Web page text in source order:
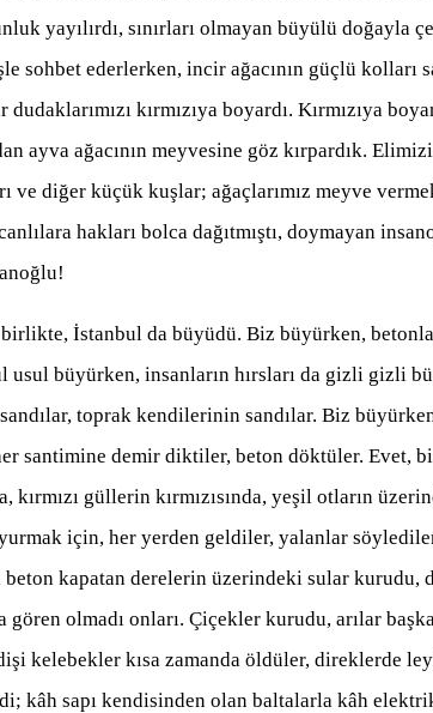
yayılırdı, sınırları olmayan büyülü doğayla
sohbet ederlerken, incir ağacının güçlü kolları
kırmızıya boyardı. Kırmızıya
ayva ağacının meyvesine göz kırpardık.
ve diğer küçük kuşlar; ağaçlarımız meyve
hakları bolca dağıtmıştı, doymayan
İstanbul da büyüdü. Biz büyürken,
usul büyürken, insanların hırsları da gizli gizli
toprak kendilerinin sandılar. Biz
santimine demir diktiler, beton döktüler. Evet,
kırmızı güllerin kırmızısında, yeşil otların
için, her yerden geldiler, yalanlar
beton kapatan derelerin üzerindeki sular kurudu,
olmadı onları. Çiçekler kurudu, arılar
kelebekler kısa zamanda öldüler, direklerde
kâh sapı kendisinden olan baltalarla kâh